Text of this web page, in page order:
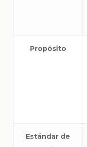
Propósito
Estándar de